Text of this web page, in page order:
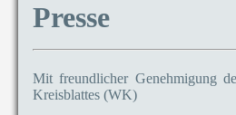
Presse
Mit freundlicher Genehmigung
Kreisblattes (WK)